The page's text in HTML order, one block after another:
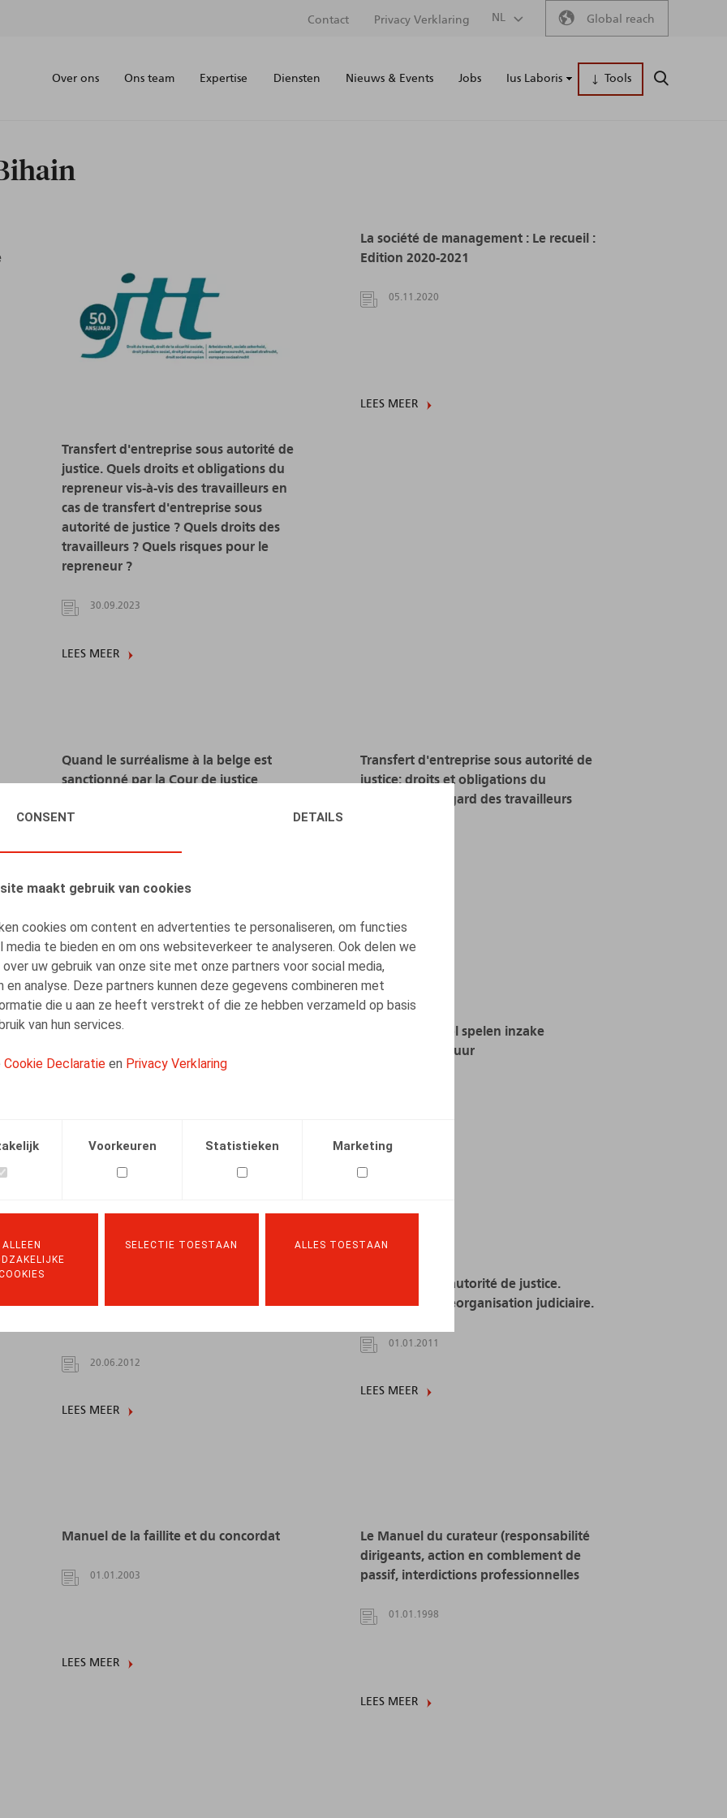
CONSENT DETAILS
maakt gebruik van cookies
cookies om content en advertenties te personaliseren, om functies
media te bieden en om ons websiteverkeer te analyseren. Ook delen we
uw gebruik van onze site met onze partners voor social media,
en analyse. Deze partners kunnen deze gegevens combineren met
die u aan ze heeft verstrekt of die ze hebben verzameld op basis
van hun services.
Cookie Declaratie en Privacy Verklaring
Voorkeuren Statistieken Marketing
ALLEEN
SELECTIE TOESTAAN ALLES TOESTAAN
Secondary
menu
Contact Privacy Verklaring NL Global reach
Main
Over ons Ons team Expertise Diensten Nieuws & Events Jobs Ius Laboris Tools ZOEKEN
Transfert d'entreprise sous autorité de
justice. Quels droits et obligations du
repreneur vis-à-vis des travailleurs en
cas de transfert d'entreprise sous
autorité de justice ? Quels droits des
travailleurs ? Quels risques pour le
repreneur ?
30.09.2023
LEES MEER
La société de management : Le recueil :
Edition 2020-2021
05.11.2020
LEES MEER
Quand le surréalisme à la belge est
sanctionné par la Cour de justice
Transfert d'entreprise sous autorité de
justice: droits et obligations du
repreneur à l'égard des travailleurs
Transfert d'entreprise sous autorité de
LEES MEER
HR moet een rol spelen inzake
deugdelijk bestuur
LEES MEER
sous autorité de justice, situation des
20.06.2012
LEES MEER
Transfert sous autorité de justice.
Procédure de réorganisation judiciaire.
01.01.2011
LEES MEER
Manuel de la faillite et du concordat
01.01.2003
LEES MEER
Le Manuel du curateur (responsabilité
dirigeants, action en comblement de
passif, interdictions professionnelles
01.01.1998
LEES MEER